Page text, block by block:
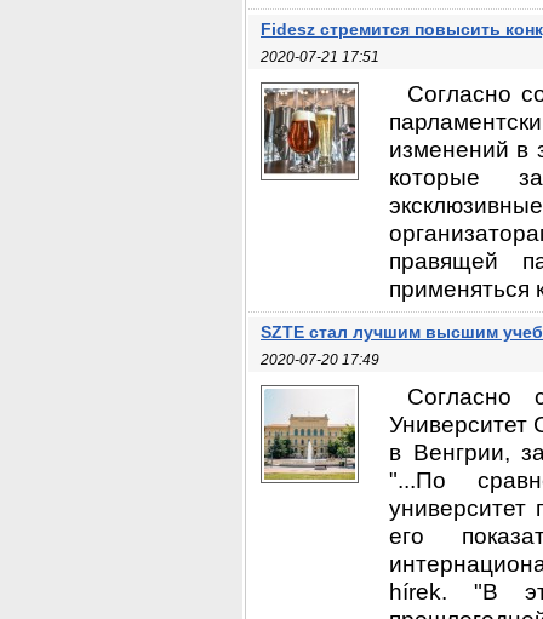
Fidesz стремится повысить
2020-07-21 17:51
Cогласно
изменений в
которые
правящей
применяться
SZTE стал лучшим высшим
2020-07-20 17:49
Согласно
Университет
в Венгрии,
"...По
его
hírek. "В